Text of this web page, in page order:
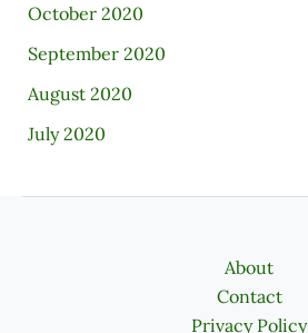
October 2020
September 2020
August 2020
July 2020
About
Contact
Privacy Policy